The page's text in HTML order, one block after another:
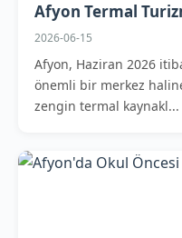
Afyon Termal
2026-06-15
Afyon, Haziran 2026
önemli bir merkez
zengin termal kaynakl...